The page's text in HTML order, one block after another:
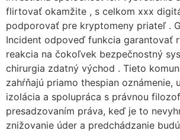
flirtovať okamžite , s celkom xxx
podporovať pre kryptomeny priateľ .
Incident odpoveď funkcia garantovať
reakcia na čokoľvek bezpečnostný
chirurgia zdatný východ . Tieto
zahŕňajú priamo thespian oznámenie,
izolácia a spolupráca s právnou
presadzovaním práva, keď je to
znižovanie úder a predchádzanie